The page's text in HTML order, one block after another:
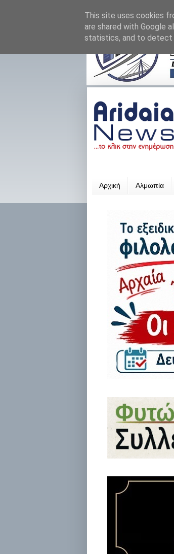
Αρχική Αλμωπία
This site uses cookies
are shared with Google
statistics, and to detect